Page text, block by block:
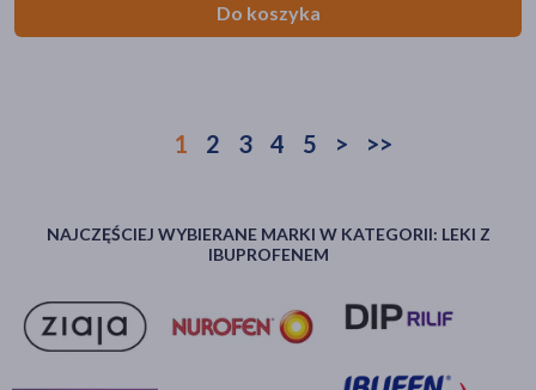
Do koszyka
1 2 3 4 5 > >>
NAJCZĘŚCIEJ WYBIERANE MARKI W KATEGORII: LEKI Z
IBUPROFENEM